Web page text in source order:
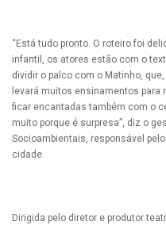
“Está tudo pronto. O roteiro foi
infantil, os atores estão com o
dividir o palco com o Matinho,
levará muitos ensinamentos
ficar encantadas também com o
muito porque é surpresa”, diz o
Socioambientais, responsável
cidade.
Dirigida pelo diretor e produtor